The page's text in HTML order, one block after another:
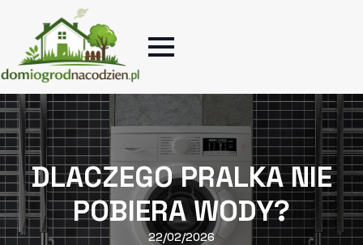
DLACZEGO PRALKA NIE
POBIERA WODY?
22/02/2026